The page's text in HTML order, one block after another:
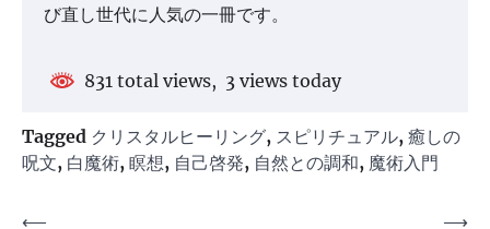
び直し世代に人気の一冊です。
831 total views, 3 views today
Tagged クリスタルヒーリング, スピリチュアル, 癒しの
呪文, 白魔術, 瞑想, 自己啓発, 自然との調和, 魔術入門
⟵
⟶